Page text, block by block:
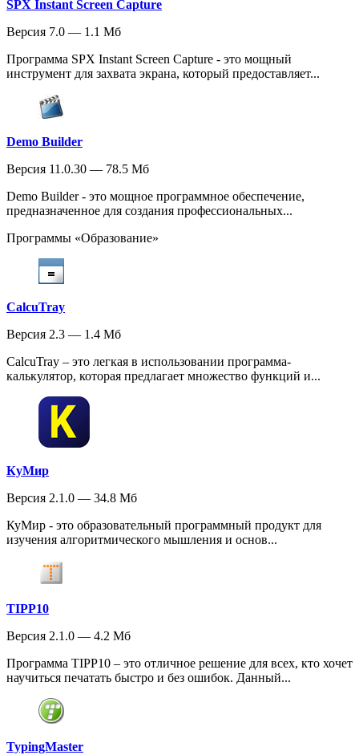
SPX Instant Screen Capture
Версия 7.0 — 1.1 Мб
Программа SPX Instant Screen Capture - это мощный
инструмент для захвата экрана, который предоставляет...
Demo Builder
Версия 11.0.30 — 78.5 Мб
Demo Builder - это мощное программное обеспечение,
предназначенное для создания профессиональных...
Программы «Образование»
CalcuTray
Версия 2.3 — 1.4 Мб
CalcuTray – это легкая в использовании программа-
калькулятор, которая предлагает множество функций и...
КуМир
Версия 2.1.0 — 34.8 Мб
КуМир - это образовательный программный продукт для
изучения алгоритмического мышления и основ...
TIPP10
Версия 2.1.0 — 4.2 Мб
Программа TIPP10 – это отличное решение для всех, кто хочет
научиться печатать быстро и без ошибок. Данный...
TypingMaster